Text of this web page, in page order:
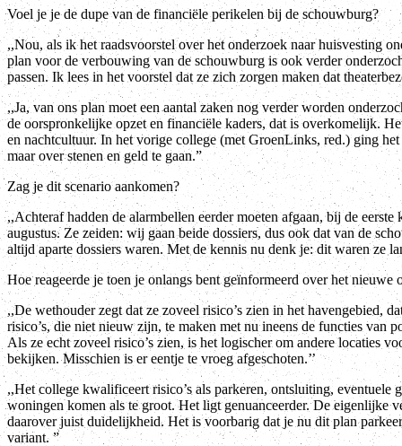
Voel je je de dupe van de financiële perikelen bij de schouwburg?
,,Nou, als ik het raadsvoorstel over het onderzoek naar huisvesting
plan voor de verbouwing van de schouwburg is ook verder
passen. Ik lees in het voorstel dat ze zich zorgen maken dat
,,Ja, van ons plan moet een aantal zaken nog verder worden
de oorspronkelijke opzet en financiële kaders, dat is overkomelijk.
en nachtcultuur. In het vorige college (met GroenLinks, red.) ging
maar over stenen en geld te gaan.”
Zag je dit scenario aankomen?
,,Achteraf hadden de alarmbellen eerder moeten afgaan, bij de
augustus. Ze zeiden: wij gaan beide dossiers, dus ook dat van de
altijd aparte dossiers waren. Met de kennis nu denk je: dit waren ze
Hoe reageerde je toen je onlangs bent geïnformeerd over het
,,De wethouder zegt dat ze zoveel risico’s zien in het havengebied,
risico’s, die niet nieuw zijn, te maken met nu ineens de functies van
Als ze echt zoveel risico’s zien, is het logischer om andere locaties
bekijken. Misschien is er eentje te vroeg afgeschoten.’’
,,Het college kwalificeert risico’s als parkeren, ontsluiting,
woningen komen als te groot. Het ligt genuanceerder. De eigenlijke
daarover juist duidelijkheid. Het is voorbarig dat je nu dit plan
variant. ”